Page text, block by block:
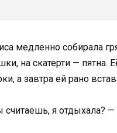
медленно собирала
на скатерти — пятна.
а завтра ей рано
считаешь, я отдыхала? —